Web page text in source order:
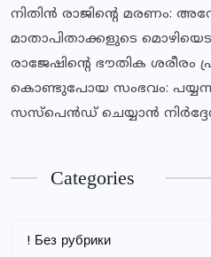
നിതിൻ രാജിൻ്റെ മരണം:
മാതാപിതാക്കളുടെ
രാജേഷിന്റെ ഭൗതിക ശരീരം
കൊണ്ടുപോയ സംഭവം:
സസ്‌പെന്‍ഡ് ചെയ്യാന്‍
Categories
! Без рубрики